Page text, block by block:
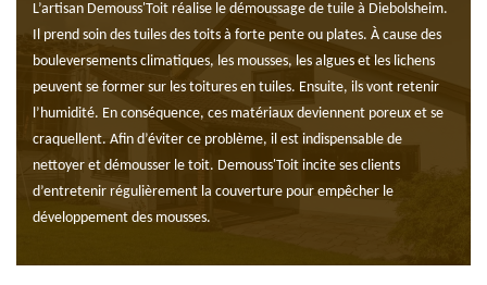
L’artisan Demouss'Toit réalise le démoussage de tuile à Diebolsheim.
Il prend soin des tuiles des toits à forte pente ou plates. À cause des
bouleversements climatiques, les mousses, les algues et les lichens
peuvent se former sur les toitures en tuiles. Ensuite, ils vont retenir
l’humidité. En conséquence, ces matériaux deviennent poreux et se
craquellent. Afin d’éviter ce problème, il est indispensable de
nettoyer et démousser le toit. Demouss'Toit incite ses clients
d’entretenir régulièrement la couverture pour empêcher le
développement des mousses.